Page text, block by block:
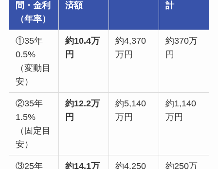
間・金利
（年率）
済額
計
①35年
0.5%
（変動目
安）
約10.4万
円
約4,370
万円
約370万
円
②35年
1.5%
（固定目
安）
約12.2万
円
約5,140
万円
約1,140
万円
③25年
約14.1万
約4,250
約250万